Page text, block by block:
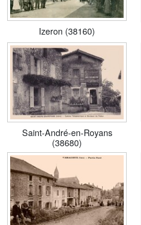
Izeron (38160)
Saint-André-en-Royans
(38680)